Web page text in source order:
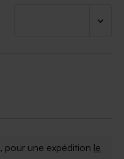
, pour une expédition le